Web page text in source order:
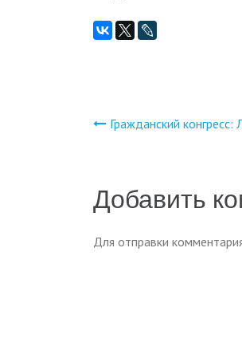
записям
Гражданский
Добавить
Для отправки